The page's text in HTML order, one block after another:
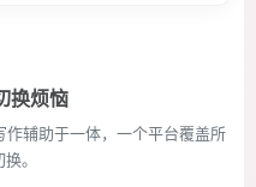
换烦恼
辅助于一体，一个平台覆盖所
。